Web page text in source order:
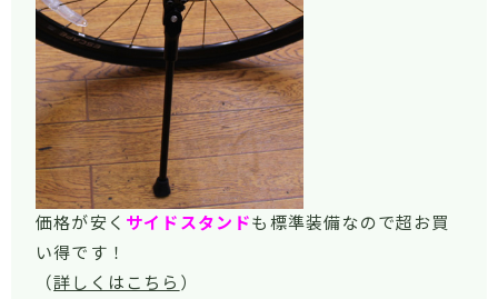
価格が安く サイドスタンドも標準装備なので超お買
い得です！
（詳しくはこちら ）